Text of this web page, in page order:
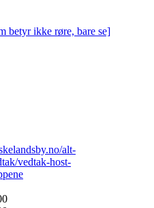
betyr ikke røre, bare se]
alt-
vedtak-host-